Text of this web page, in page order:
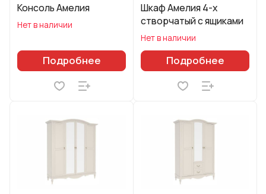
Консоль Амелия
Нет в наличии
Подробнее
Шкаф Амелия 4-х
створчатый с ящиками
Нет в наличии
Подробнее